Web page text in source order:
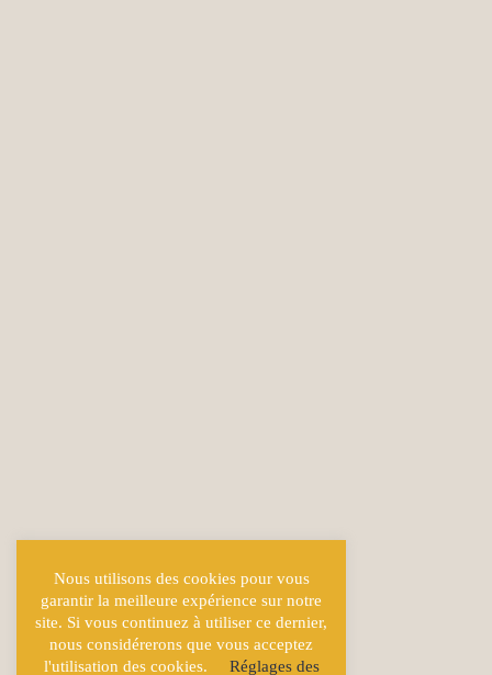
Nous utilisons des cookies pour vous
garantir la meilleure expérience sur notre
site. Si vous continuez à utiliser ce dernier,
nous considérerons que vous acceptez
l'utilisation des cookies.
Réglages des